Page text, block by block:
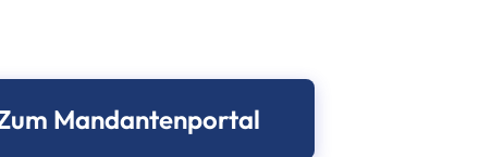
Mandantenportal